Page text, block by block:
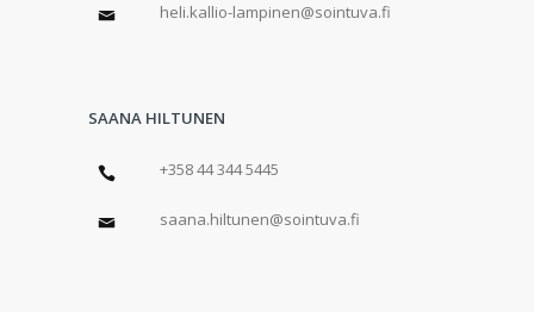
heli.kallio-lampinen@sointuva.fi
SAANA HILTUNEN
+358 44 344 5445
saana.hiltunen@sointuva.fi